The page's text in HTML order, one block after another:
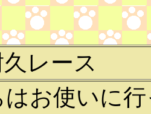
レース
お使いに